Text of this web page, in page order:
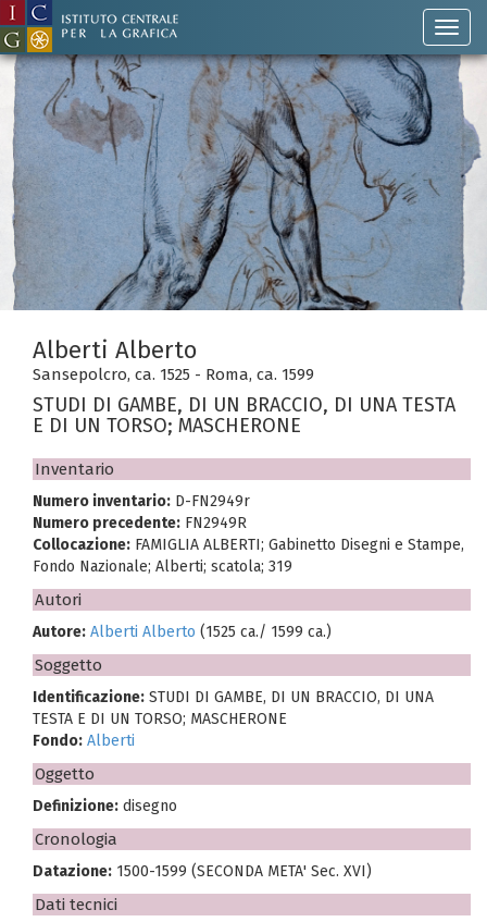
Alberti Alberto
Sansepolcro, ca. 1525 - Roma, ca. 1599
STUDI DI GAMBE, DI UN BRACCIO, DI UNA TESTA
E DI UN TORSO; MASCHERONE
Inventario
Numero inventario: D-FN2949r
Numero precedente: FN2949R
Collocazione: FAMIGLIA ALBERTI; Gabinetto Disegni e Stampe,
Fondo Nazionale; Alberti; scatola; 319
Autori
Autore: Alberti Alberto (1525 ca./ 1599 ca.)
Soggetto
Identificazione: STUDI DI GAMBE, DI UN BRACCIO, DI UNA
TESTA E DI UN TORSO; MASCHERONE
Fondo: Alberti
Oggetto
Definizione: disegno
Cronologia
Datazione: 1500-1599 (SECONDA META' Sec. XVI)
Dati tecnici